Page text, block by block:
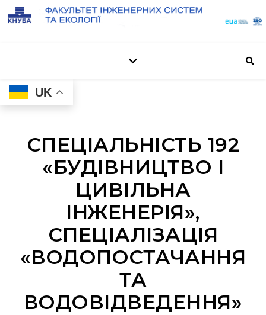
UK
СПЕЦІАЛЬНІСТЬ 192
«БУДІВНИЦТВО І
ЦИВІЛЬНА
ІНЖЕНЕРІЯ»,
СПЕЦІАЛІЗАЦІЯ
«ВОДОПОСТАЧАННЯ
ТА
ВОДОВІДВЕДЕННЯ»